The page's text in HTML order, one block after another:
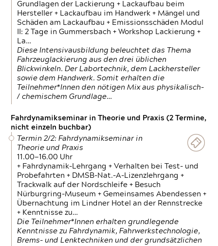
Grundlagen der Lackierung + Lackaufbau beim
Hersteller + Lackaufbau im Handwerk + Mängel und
Schäden am Lackaufbau + Emissionsschäden Modul
II: 2 Tage in Gummersbach + Workshop Lackierung +
La…
Diese Intensivausbildung beleuchtet das Thema
Fahrzeuglackierung aus den drei üblichen
Blickwinkeln. Der Labortechnik, dem Lackhersteller
sowie dem Handwerk. Somit erhalten die
Teilnehmer*Innen den nötigen Mix aus physikalisch-
/ chemischem Grundlage…
Fahrdynamikseminar in Theorie und Praxis (2 Termine,
nicht einzeln buchbar)
Termin 2/2: Fahrdynamikseminar in
Theorie und Praxis
11.00—16.00 Uhr
+ Fahrdynamik-Lehrgang + Verhalten bei Test- und
Probefahrten + DMSB-Nat.-A-Lizenzlehrgang +
Trackwalk auf der Nordschleife + Besuch
Nürburgring-Museum + Gemeinsames Abendessen +
Übernachtung im Lindner Hotel an der Rennstrecke
+ Kenntnisse zu…
Die Teilnehmer*Innen erhalten grundlegende
Kenntnisse zu Fahrdynamik, Fahrwerkstechnologie,
Brems- und Lenktechniken und der grundsätzlichen